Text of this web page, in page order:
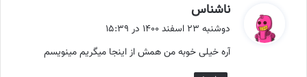
ناشناس
ف
:
دوشنبه ۲۳ اسفند ۱۴۰۰ در ۱۵:۳۹
آره خیلی خوبه من همش از اینجا میگریم مینویسم